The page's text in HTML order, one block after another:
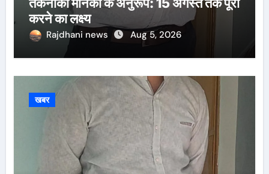
तकनीकी मानकों के अनुरूप: 15 अगस्त तक पूरा
करने का लक्ष्य
Rajdhani news Aug 5, 2026
खबर